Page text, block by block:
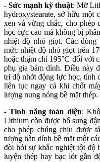
- Sức mạnh kỹ thuật: Mỡ
hydroxystearate, sở hữu một
xen và vững chắc, cho phép
học cực cao mà không bị
nhiệt độ nhỏ giọt. Các
mức nhiệt độ nhỏ giọt trên
hoặc thậm chí 195°C đối với
phụ gia bám dính. Điều này
trì độ nhớt động lực học, tính
liên tục ngay cả khi chốt
lượng nung nóng bề mặt thép.
-Tính năng toàn diện:
Lithium còn được bổ sung
cho phép chúng chịu được
tượng hàn dính bề mặt một
đòi hỏi sự khắc nghiệt tột độ
luyện thép hay bạc lót gần